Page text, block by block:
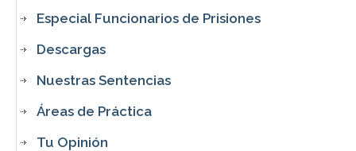
Especial Funcionarios de Prisiones
Descargas
Nuestras Sentencias
Áreas de Práctica
Tu Opinión